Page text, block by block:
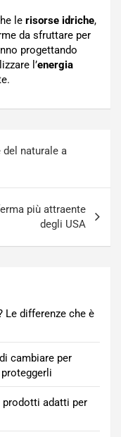
le risorse idriche,
da sfruttare per
progettando
l’energia
naturale a
più attraente
degli USA
differenze che è
cambiare per
prodotti adatti per